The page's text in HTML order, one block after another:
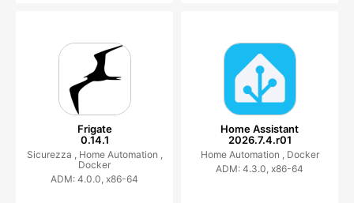
Frigate
0.14.1
Sicurezza , Home Automation ,
Docker
ADM: 4.0.0, x86-64
Home Assistant
2026.7.4.r01
Home Automation , Docker
ADM: 4.3.0, x86-64